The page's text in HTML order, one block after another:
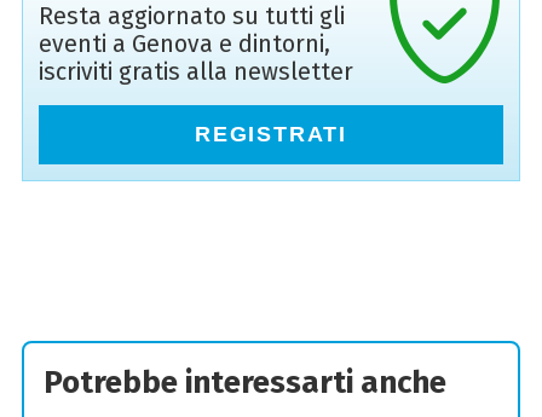
Resta aggiornato su tutti gli
eventi a Genova e dintorni,
iscriviti gratis alla newsletter
REGISTRATI
Potrebbe interessarti anche